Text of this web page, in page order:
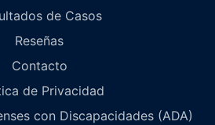
de Casos
Reseñas
Contacto
de Privacidad
con Discapacidades (ADA)